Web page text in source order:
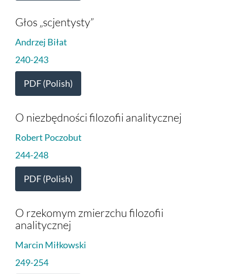
Głos „scjentysty”
Andrzej Biłat
240-243
PDF (Polish)
O niezbędności filozofii analitycznej
Robert Poczobut
244-248
PDF (Polish)
O rzekomym zmierzchu filozofii
analitycznej
Marcin Miłkowski
249-254